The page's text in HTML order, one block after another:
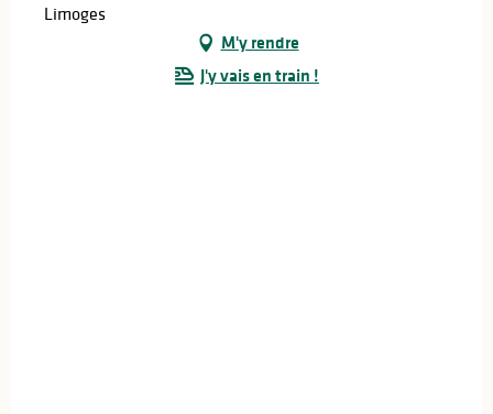
Limoges
M'y rendre
J'y vais en train !